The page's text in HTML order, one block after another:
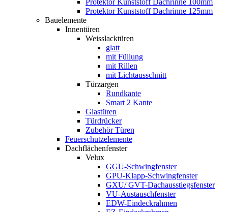
Protektor Kunststoff Dachrinne 125mm
Bauelemente
Innentüren
Weisslacktüren
glatt
mit Füllung
mit Rillen
mit Lichtausschnitt
Türzargen
Rundkante
Smart 2 Kante
Glastüren
Türdrücker
Zubehör Türen
Feuerschutzelemente
Dachflächenfenster
Velux
GGU-Schwingfenster
GPU-Klapp-Schwingfenster
GXU/ GVT-Dachausstiegsfenster
VU-Austauschfenster
EDW-Eindeckrahmen